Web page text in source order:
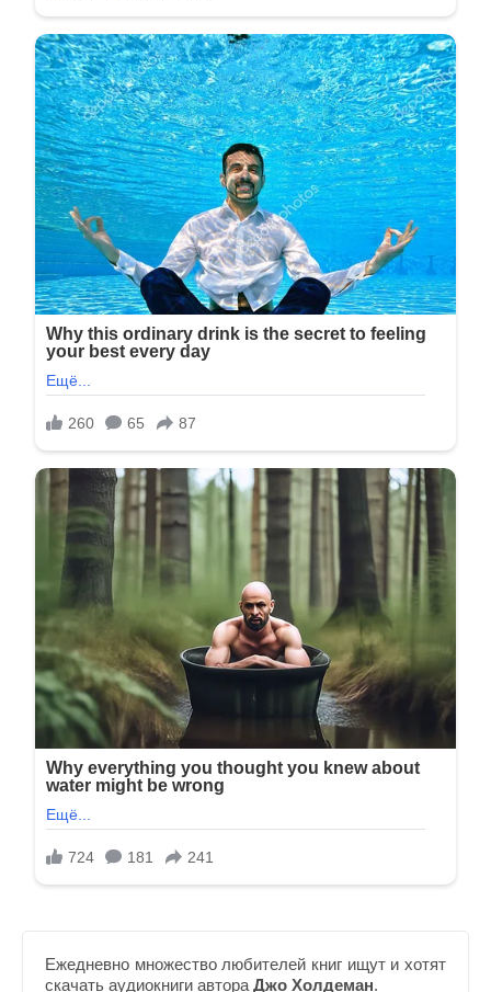
Ежедневно множество любителей книг ищут и хотят
скачать аудиокниги автора Джо Холдеман.